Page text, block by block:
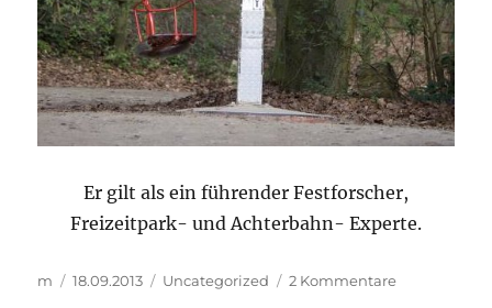
Er gilt als ein führender Festforscher,
Freizeitpark- und Achterbahn- Experte.
Autor
m
Veröffentlicht
18.09.2013 Kategorien
Uncategorized 2 Kommentarezu